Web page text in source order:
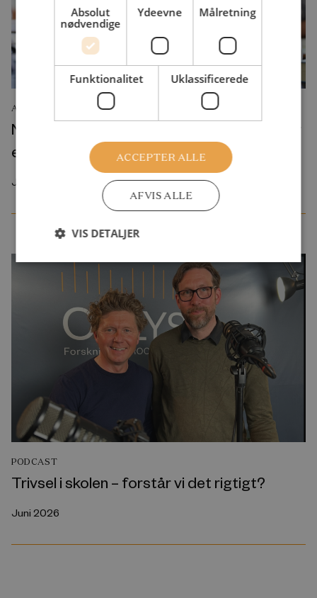
ANALYSE
Ny ”prøve-pakke” i folkeskolen vil give piger
et endnu større karakterforspring
Juni 2026
PODCAST
Trivsel i skolen – forstår vi det rigtigt?
Juni 2026
Absolut
nødvendige
Ydeevne Målretning
Funktionalitet Uklassificerede
ACCEPTER ALLE
AFVIS ALLE
VIS DETALJER